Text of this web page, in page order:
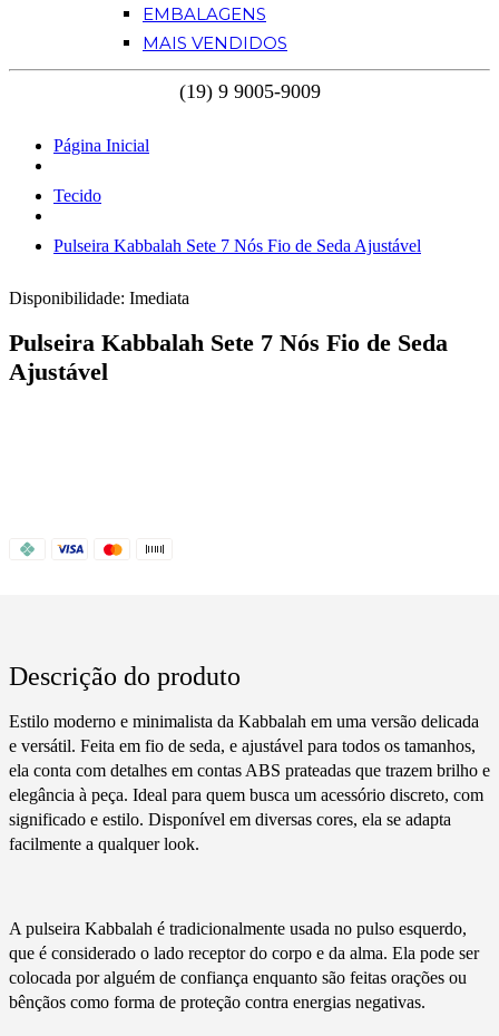
EMBALAGENS
MAIS VENDIDOS
Página Inicial
Tecido
Pulseira Kabbalah Sete 7 Nós Fio de Seda Ajustável
Disponibilidade: Imediata
Pulseira Kabbalah Sete 7 Nós Fio de Seda
Ajustável
Descrição do produto
Estilo moderno e minimalista da Kabbalah em uma versão delicada
e versátil. Feita em fio de seda, e ajustável para todos os tamanhos,
ela conta com detalhes em contas ABS prateadas que trazem brilho e
elegância à peça. Ideal para quem busca um acessório discreto, com
significado e estilo. Disponível em diversas cores, ela se adapta
facilmente a qualquer look.
A pulseira Kabbalah é tradicionalmente usada no pulso esquerdo,
que é considerado o lado receptor do corpo e da alma. Ela pode ser
colocada por alguém de confiança enquanto são feitas orações ou
bênçãos como forma de proteção contra energias negativas.